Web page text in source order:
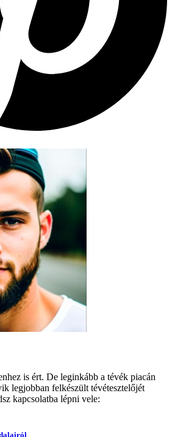
is ért. De leginkább a tévék piacán
legjobban felkészült tévétesztelőjét
kapcsolatba lépni vele: